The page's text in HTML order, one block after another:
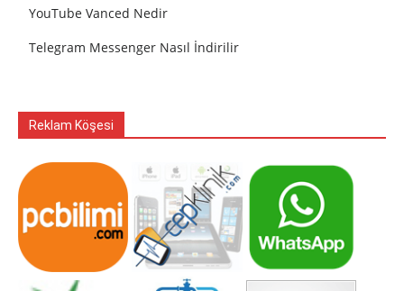
YouTube Vanced Nedir
Telegram Messenger Nasıl İndirilir
Reklam Köşesi